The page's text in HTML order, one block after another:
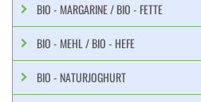
BIO - MARGARINE / BIO - FETTE
BIO - MEHL / BIO - HEFE
BIO - NATURJOGHURT